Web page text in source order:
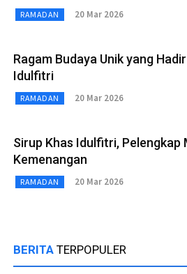
RAMADAN 20 Mar 2026
Ragam Budaya Unik yang
Idulfitri
RAMADAN 20 Mar 2026
Sirup Khas Idulfitri, Pelengkap
Kemenangan
RAMADAN 20 Mar 2026
BERITA TERPOPULER